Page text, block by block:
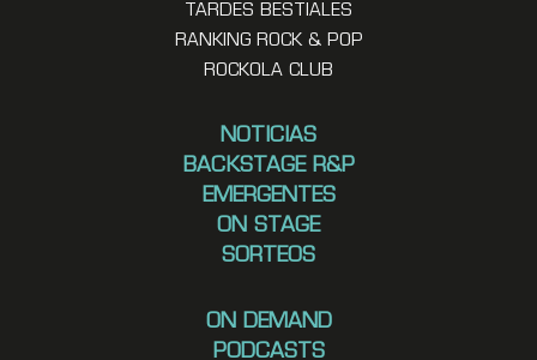
TARDES BESTIALES
RANKING ROCK & POP
ROCKOLA CLUB
NOTICIAS
BACKSTAGE R&P
EMERGENTES
ON STAGE
SORTEOS
ON DEMAND
PODCASTS